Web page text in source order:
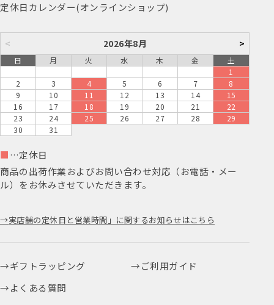
定休日カレンダー(オンラインショップ)
< 2026年8月 >
日 月 火 水 木 金
土
1
2
3 4 5 6 7
8
9
10 11 12 13 14
15
16
17 18 19 20 21
22
23
24 25 26 27 28
29
30
31
■ …定休日
商品の出荷作業およびお問い合わせ対応（お電話・メー
ル）をお休みさせていただきます。
実店舗の定休日と営業時間」に関するお知らせはこちら
ギフトラッピング
ご利用ガイド
よくある質問